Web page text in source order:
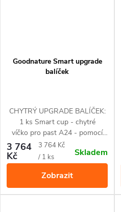
Goodnature Smart upgrade
balíček
CHYTRÝ UPGRADE BALÍČEK:
1 ks Smart cup - chytré
víčko pro past A24 - pomocí
technologie Bluetooth se
propojuje s vaším chytrým
telefonem prostřednictvím
aplikace Goodnature
1 ks CO₂ bombička
1 ks automatický dávkovač
3 764
Kč
Měrná
cena:
3 764 Kč
/ 1 ks
Skladem
Zobrazit